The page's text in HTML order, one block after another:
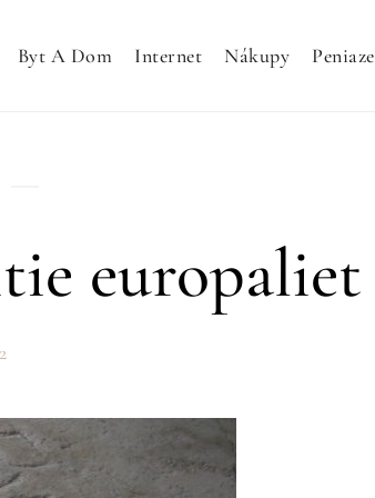
Byt A Dom Internet Nákupy Peniaze
europaliet